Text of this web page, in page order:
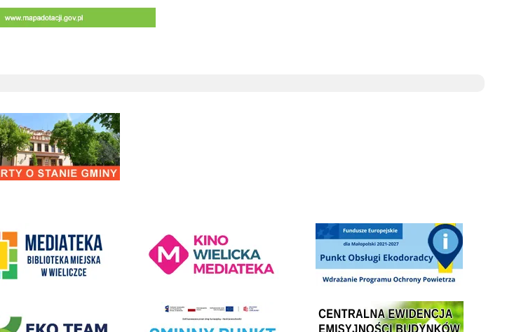
Gminy Wieliczka
Punkt Obsługi Ekodoradcy Wieliczka
Realizacja Programu Czyste Powietrze w Gminie WieliczkaCentrala Ewidencja Emisyjności Budynków - złóż